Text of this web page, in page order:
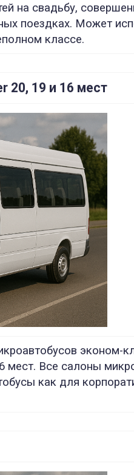
на свадьбу,
поездках. Может
классе.
20, 19 и 16 мест
эконом-
мест. Все салоны
как для